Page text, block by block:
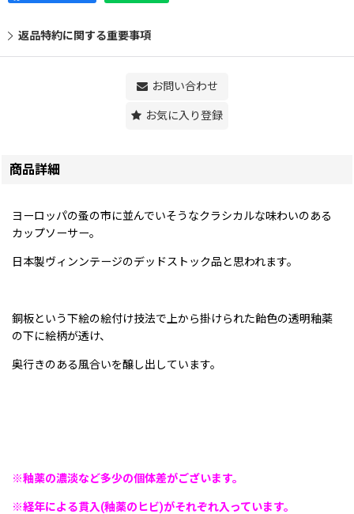
返品特約に関する重要事項
お問い合わせ
お気に入り登録
商品詳細
ヨーロッパの蚤の市に並んでいそうなクラシカルな味わいのある
カップソーサー。
日本製ヴィンンテージのデッドストック品と思われます。
銅板という下絵の絵付け技法で上から掛けられた飴色の透明釉薬
の下に絵柄が透け、
奥行きのある風合いを醸し出しています。
※釉薬の濃淡など多少の個体差がございます。
※経年による貫入(釉薬のヒビ)がそれぞれ入っています。